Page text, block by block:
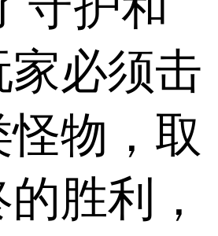
家必须击
怪物，取
胜利，